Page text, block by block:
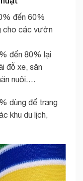
đến 60%
cho các vườn
đến 80% lại
đỗ xe, sân
nuôi….
dùng để trang
khu du lịch,